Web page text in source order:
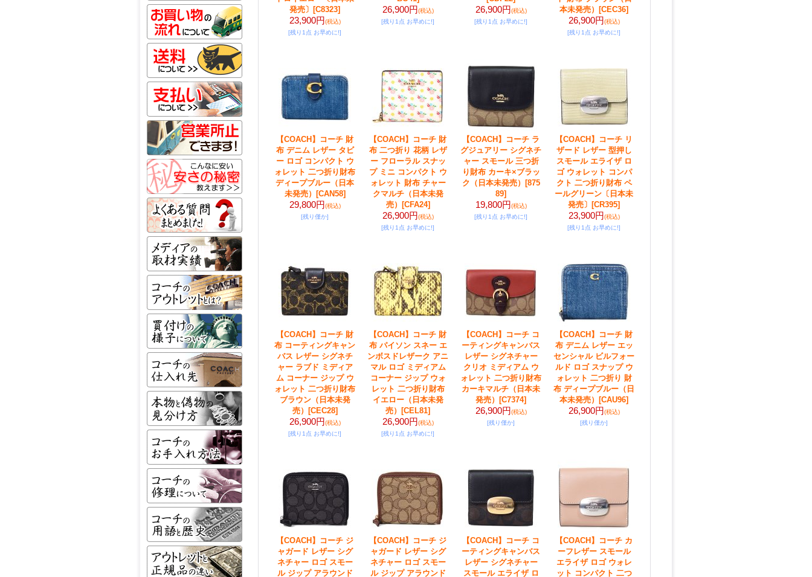
発売〕 [C8323]
23,900円(税込)
[残り1点 お早めに!]
26,900円(税込)
[残り1点 お早めに!]
26,900円(税込)
[残り1点 お早めに!]
本未発売）
[CEC36]
26,900円(税込)
[残り1点 お早めに!]
【COACH】コーチ 財
布 デニム レザー タビ
ー ロゴ コンパクト ウ
ォレット 二つ折り財布
ディープブルー（日本
未発売）
[CAN58]
29,800円(税込)
[残り僅か]
【COACH】コーチ 財
布 二つ折り 花柄 レザ
ー フローラル スナッ
プ ミニ コンパクト ウ
ォレット 財布 チャー
クマルチ（日本未発
売）
[CFA24]
26,900円(税込)
[残り1点 お早めに!]
【COACH】コーチ ラ
グジュアリー シグネチ
ャー スモール 三つ折
り財布 カーキ×ブラッ
ク（日本未発売）
[875
89]
19,800円(税込)
[残り1点 お早めに!]
【COACH】コーチ リ
ザード レザー 型押し
スモール エライザ ロ
ゴ ウォレット コンパ
クト 二つ折り財布 ペ
ールグリーン〔日本未
発売〕 [CR395]
23,900円(税込)
[残り1点 お早めに!]
【COACH】コーチ 財
布 コーティングキャン
バス レザー シグネチ
ャー ラブド ミディア
ム コーナー ジップ ウ
ォレット 二つ折り財布
ブラウン（日本未発
売）
[CEC28]
26,900円(税込)
[残り1点 お早めに!]
【COACH】コーチ 財
布 パイソン スネー エ
ンボスドレザーク アニ
マル ロゴ ミディアム
コーナー ジップ ウォ
レット 二つ折り財布
イエロー（日本未発
売）
[CEL81]
26,900円(税込)
[残り1点 お早めに!]
【COACH】コーチ コ
ーティングキャンバス
レザー シグネチャー
クリオ ミディアム ウ
ォレット 二つ折り財布
カーキマルチ（日本未
発売）
[C7374]
26,900円(税込)
[残り僅か]
【COACH】コーチ 財
布 デニム レザー エッ
センシャル ビルフォー
ルド ロゴ スナップ ウ
ォレット 二つ折り 財
布 ディープブルー（日
本未発売）
[CAU96]
26,900円(税込)
[残り僅か]
【COACH】コーチ ジ
ャガード レザー シグ
ネチャー ロゴ スモー
ル ジップ アラウンド
【COACH】コーチ ジ
ャガード レザー シグ
ネチャー ロゴ スモー
ル ジップ アラウンド
【COACH】コーチ コ
ーティングキャンバス
レザー シグネチャー
スモール エライザ ロ
【COACH】コーチ カ
ーフレザー スモール
エライザ ロゴ ウォレ
ット コンパクト 二つ